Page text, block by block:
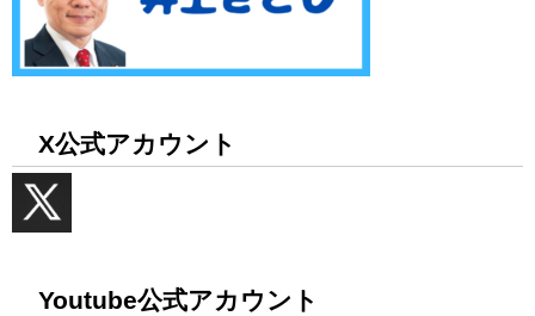
X公式アカウント
Youtube公式アカウント